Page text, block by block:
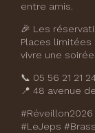
entre amis.
🎉 Les
Places
vivre une soirée
📞 05 56 21 21
📍 48 avenue
#Réveillon2026
#LeJeps